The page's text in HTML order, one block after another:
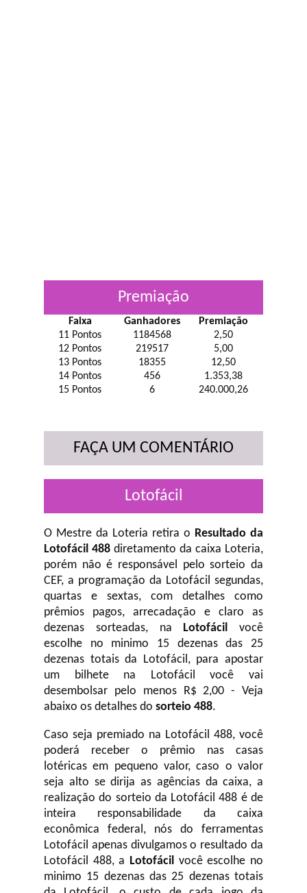
Premiação
Faixa Ganhadores
Premiação
11 Pontos
1184568
2,50
12 Pontos
219517
5,00
13 Pontos
18355
12,50
14 Pontos
456
1.353,38
15 Pontos
6 240.000,26
FAÇA UM COMENTÁRIO
Lotofácil
O Mestre da Loteria retira o Resultado da
Lotofácil 488 diretamento da caixa Loteria,
porém não é responsável pelo sorteio da
CEF, a programação da Lotofácil segundas,
quartas e sextas, com detalhes como
prêmios pagos, arrecadação e claro as
dezenas sorteadas, na Lotofácil você
escolhe no minimo 15 dezenas das 25
dezenas totais da Lotofácil, para apostar
um bilhete na Lotofácil você vai
desembolsar pelo menos R$ 2,00 - Veja
abaixo os detalhes do sorteio 488.
Caso seja premiado na Lotofácil 488, você
poderá receber o prêmio nas casas
lotéricas em pequeno valor, caso o valor
seja alto se dirija as agências da caixa, a
realização do sorteio da Lotofácil 488 é de
inteira responsabilidade da caixa
econômica federal, nós do ferramentas
Lotofácil apenas divulgamos o resultado da
Lotofácil 488, a Lotofácil você escolhe no
minimo 15 dezenas das 25 dezenas totais